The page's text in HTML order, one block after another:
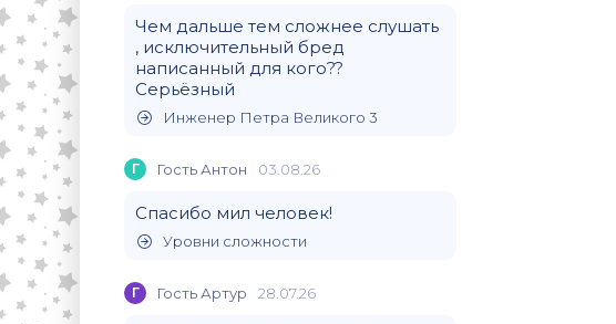
Чем дальше тем сложнее слушать
, исключительный бред
написанный для кого??
Серьёзный
Инженер Петра Великого 3
Г Гость Антон 03.08.26
Спасибо мил человек!
Уровни сложности
Г Гость Артур 28.07.26